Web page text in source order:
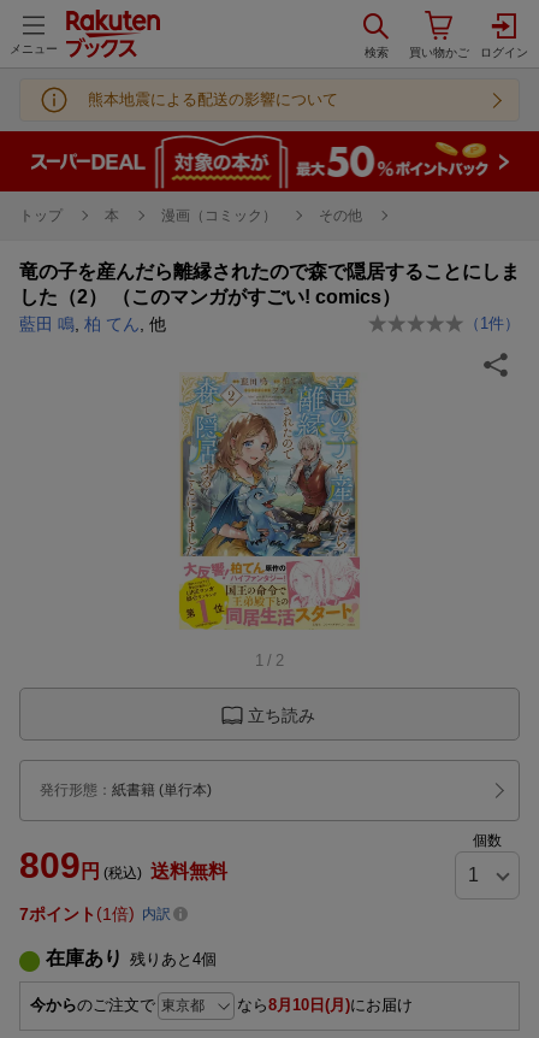
メニュー
熊本地震による配送の影響について
トップ 本 漫画（コミック） その他
竜の子を産んだら離縁されたので森で隠居することにしま
した（2） （このマンガがすごい! comics）
藍田 鳴 柏 てん , 他 （ 1 件）
1 / 2
立ち読み
発行形態 ： 紙書籍 (単行本)
809 円 (税込) 送料無料
個数
7ポイント 1倍 内訳
在庫あり 残りあと 4個
今からのご注文で なら8月10日(月)にお届け